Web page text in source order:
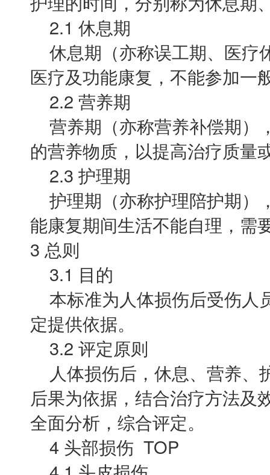
2.1 休息期
休息期（亦称误工期、医疗
医疗及功能康复，不能参加一
2.2 营养期
营养期（亦称营养补偿期）
的营养物质，以提高治疗质量
2.3 护理期
护理期（亦称护理陪护期）
能康复期间生活不能自理，需
3 总则
3.1 目的
本标准为人体损伤后受伤人
定提供依据。
3.2 评定原则
人体损伤后，休息、营养、
后果为依据，结合治疗方法及
全面分析，综合评定。
4 头部损伤 TOP